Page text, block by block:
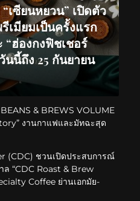
เซียนหยวน” เปิดตัว
เมียมเป็นครั้งแรก
“ฮ่องกงฟิชเชอร์
นนี้ถึง 25 กันยายน
& BREWS VOLUME
งานกาแฟและมัทฉะสุด
(CDC) ชวนเปิดประสบการณ์
ล “CDC Roast & Brew
Coffee ย่านเอกมัย-